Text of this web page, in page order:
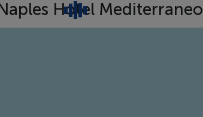
Hotel Mediterraneo